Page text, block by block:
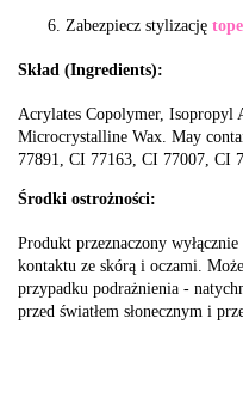
Zabezpiecz stylizację
Skład (Ingredients):
Acrylates Copolymer, Isopropyl
Microcrystalline Wax. May
77891, CI 77163, CI 77007, CI
Środki ostrożności:
Produkt przeznaczony
kontaktu ze skórą i oczami.
przypadku podrażnienia -
przed światłem słonecznym i